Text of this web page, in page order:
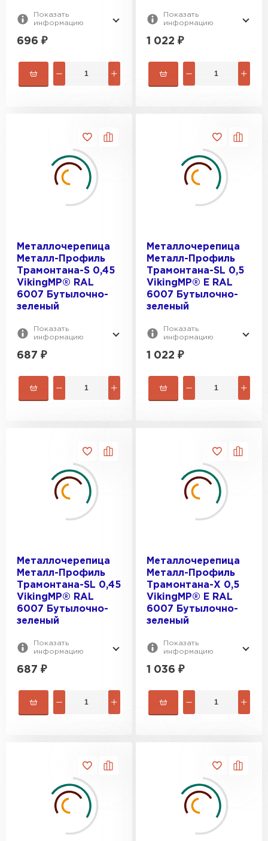
Показать
информацию
696 ₽
Показать
информацию
1 022 ₽
Металлочерепица
Металл-Профиль
Трамонтана-S 0,45
VikingMP® RAL
6007 Бутылочно-
зеленый
Показать
информацию
687 ₽
Металлочерепица
Металл-Профиль
Трамонтана-SL 0,5
VikingMP® E RAL
6007 Бутылочно-
зеленый
Показать
информацию
1 022 ₽
Металлочерепица
Металл-Профиль
Трамонтана-SL 0,45
VikingMP® RAL
6007 Бутылочно-
зеленый
Показать
информацию
687 ₽
Металлочерепица
Металл-Профиль
Трамонтана-X 0,5
VikingMP® E RAL
6007 Бутылочно-
зеленый
Показать
информацию
1 036 ₽